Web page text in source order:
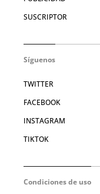
SUSCRIPTOR
Síguenos
TWITTER
FACEBOOK
INSTAGRAM
TIKTOK
Condiciones de uso